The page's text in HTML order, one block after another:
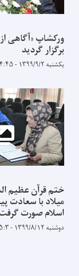
ورکشاپ «آگاهی
برگزار گردید
یکشنبه ۱۳۹۹/۹/۲ - ۱۴:۴۵
ختم قرآن عظیم
میلاد با سعادت
اسلام صورت
دوشنبه ۱۳۹۹/۸/۱۲ - ۱۵:۳